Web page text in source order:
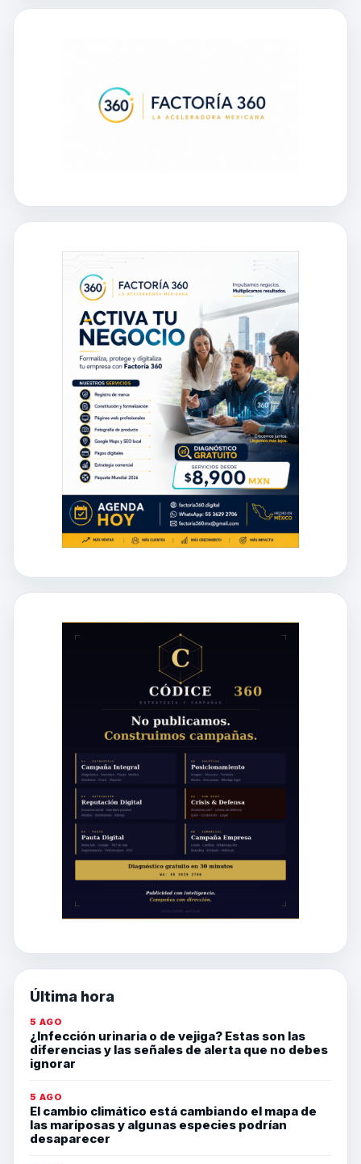
Última hora
5 AGO
¿Infección urinaria o de vejiga? Estas son las
diferencias y las señales de alerta que no debes
ignorar
5 AGO
El cambio climático está cambiando el mapa de
las mariposas y algunas especies podrían
desaparecer